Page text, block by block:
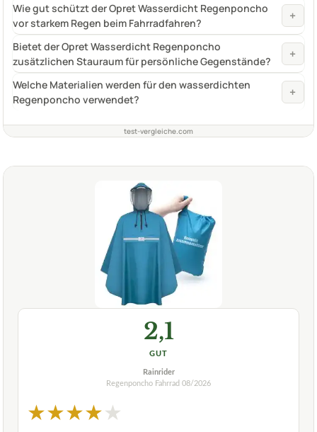
Wie gut schützt der Opret Wasserdicht Regenponcho
vor starkem Regen beim Fahrradfahren?
+
Bietet der Opret Wasserdicht Regenponcho
zusätzlichen Stauraum für persönliche Gegenstände?
+
Welche Materialien werden für den wasserdichten
Regenponcho verwendet?
+
test-vergleiche.com
2,1
GUT
Rainrider
Regenponcho Fahrrad 08/2026
★★★★★